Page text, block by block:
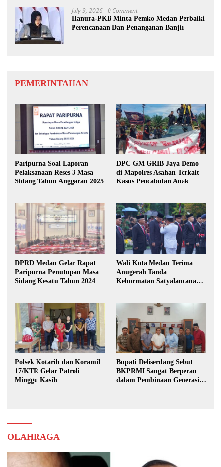
July 9, 2026 0 Comment
Hanura-PKB Minta Pemko Medan Perbaiki
Perencanaan Dan Penanganan Banjir
PEMERINTAHAN
Paripurna Soal Laporan
Pelaksanaan Reses 3 Masa
Sidang Tahun Anggaran 2025
DPC GM GRIB Jaya Demo
di Mapolres Asahan Terkait
Kasus Pencabulan Anak
DPRD Medan Gelar Rapat
Paripurna Penutupan Masa
Sidang Kesatu Tahun 2024
Wali Kota Medan Terima
Anugerah Tanda
Kehormatan Satyalancana
Polsek Kotarih dan Koramil
17/KTR Gelar Patroli
Minggu Kasih
Bupati Deliserdang Sebut
BKPRMI Sangat Berperan
dalam Pembinaan Generasi
OLAHRAGA